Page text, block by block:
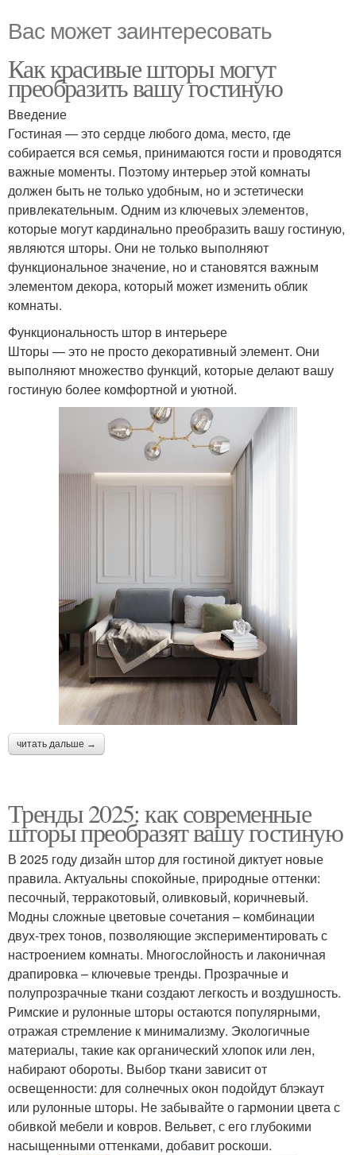
Вас может заинтересовать
Как красивые шторы могут
преобразить вашу гостиную
Введение
Гостиная — это сердце любого дома, место, где
собирается вся семья, принимаются гости и проводятся
важные моменты. Поэтому интерьер этой комнаты
должен быть не только удобным, но и эстетически
привлекательным. Одним из ключевых элементов,
которые могут кардинально преобразить вашу гостиную,
являются шторы. Они не только выполняют
функциональное значение, но и становятся важным
элементом декора, который может изменить облик
комнаты.
Функциональность штор в интерьере
Шторы — это не просто декоративный элемент. Они
выполняют множество функций, которые делают вашу
гостиную более комфортной и уютной.
читать дальше →
Тренды 2025: как современные
шторы преобразят вашу гостиную
В 2025 году дизайн штор для гостиной диктует новые
правила. Актуальны спокойные, природные оттенки:
песочный, терракотовый, оливковый, коричневый.
Модны сложные цветовые сочетания – комбинации
двух-трех тонов, позволяющие экспериментировать с
настроением комнаты. Многослойность и лаконичная
драпировка – ключевые тренды. Прозрачные и
полупрозрачные ткани создают легкость и воздушность.
Римские и рулонные шторы остаются популярными,
отражая стремление к минимализму. Экологичные
материалы, такие как органический хлопок или лен,
набирают обороты. Выбор ткани зависит от
освещенности: для солнечных окон подойдут блэкаут
или рулонные шторы. Не забывайте о гармонии цвета с
обивкой мебели и ковров. Вельвет, с его глубокими
насыщенными оттенками, добавит роскоши.